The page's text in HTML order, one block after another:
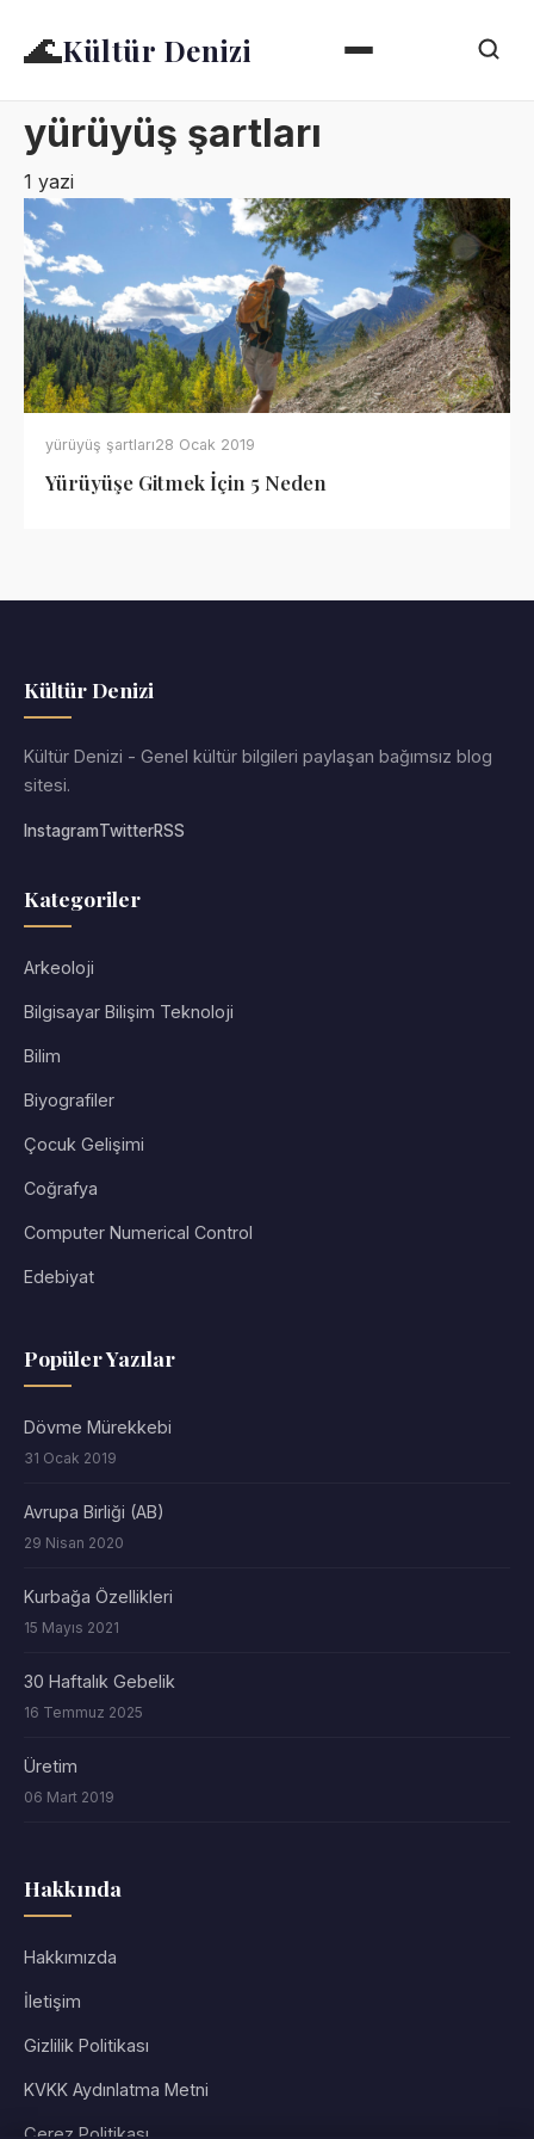
🌊Kültür Denizi
yürüyüş şartları
1 yazi
yürüyüş şartları28 Ocak 2019
Yürüyüşe Gitmek İçin 5 Neden
Kültür Denizi
Kültür Denizi - Genel kültür bilgileri paylaşan bağımsız blog
sitesi.
InstagramTwitterRSS
Kategoriler
Arkeoloji
Bilgisayar Bilişim Teknoloji
Bilim
Biyografiler
Çocuk Gelişimi
Coğrafya
Computer Numerical Control
Edebiyat
Popüler Yazılar
Dövme Mürekkebi
31 Ocak 2019
Avrupa Birliği (AB)
29 Nisan 2020
Kurbağa Özellikleri
15 Mayıs 2021
30 Haftalık Gebelik
16 Temmuz 2025
Üretim
06 Mart 2019
Hakkında
Hakkımızda
İletişim
Gizlilik Politikası
KVKK Aydınlatma Metni
Çerez Politikası